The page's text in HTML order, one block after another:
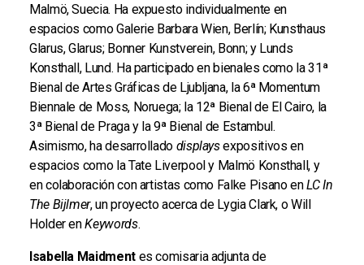
Malmö, Suecia. Ha expuesto individualmente en
espacios como Galerie Barbara Wien, Berlín; Kunsthaus
Glarus, Glarus; Bonner Kunstverein, Bonn; y Lunds
Konsthall, Lund. Ha participado en bienales como la 31ª
Bienal de Artes Gráficas de Ljubljana, la 6ª Momentum
Biennale de Moss, Noruega; la 12ª Bienal de El Cairo, la
3ª Bienal de Praga y la 9ª Bienal de Estambul.
Asimismo, ha desarrollado displaysexpositivos en
espacios como la Tate Liverpool y Malmö Konsthall, y
en colaboración con artistas como Falke Pisano enLC In
The Bijlmer, un proyecto acerca de Lygia Clark, o Will
Holder enKeywords.
Isabella Maidmentes comisaria adjunta de